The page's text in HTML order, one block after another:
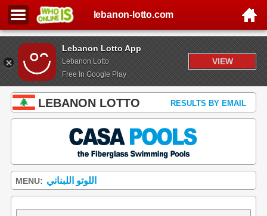
Lebanon Lotto App
Lebanon Lotto
Free In Google Play
VIEW
lebanon-lotto.com
LEBANON LOTTO RESULTS BY EMAIL
MENU: اللوتو اللبناني